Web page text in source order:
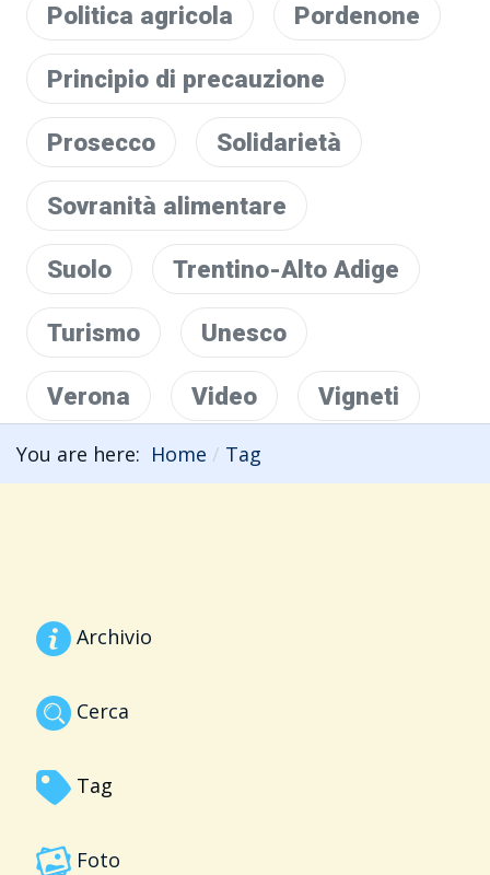
Politica agricola Pordenone
Principio di precauzione
Prosecco Solidarietà
Sovranità alimentare
Suolo Trentino-Alto Adige
Turismo Unesco
Verona Video Vigneti
You are here: Home Tag
Archivio
Cerca
Tag
Foto